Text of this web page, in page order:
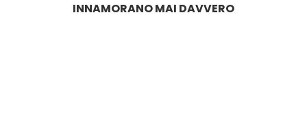
INNAMORANO MAI DAVVERO